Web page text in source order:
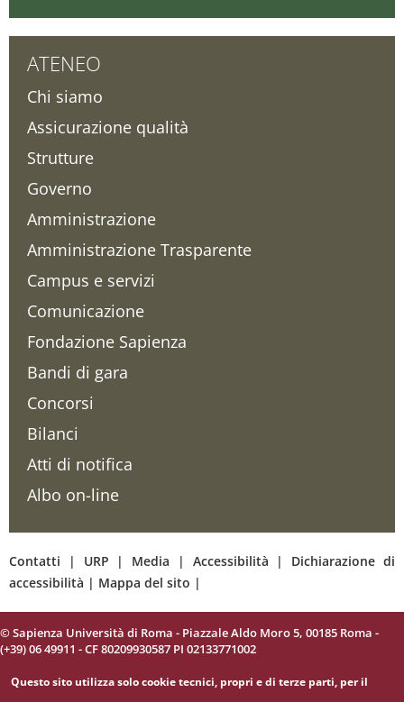
ATENEO
Chi siamo
Assicurazione qualità
Strutture
Governo
Amministrazione
Amministrazione Trasparente
Campus e servizi
Comunicazione
Fondazione Sapienza
Bandi di gara
Concorsi
Bilanci
Atti di notifica
Albo on-line
Contatti | URP | Media | Accessibilità | Dichiarazione di
accessibilità | Mappa del sito |
© Sapienza Università di Roma - Piazzale Aldo Moro 5, 00185 Roma -
(+39) 06 49911 - CF 80209930587 PI 02133771002
Questo sito utilizza solo cookie tecnici, propri e di terze parti, per il